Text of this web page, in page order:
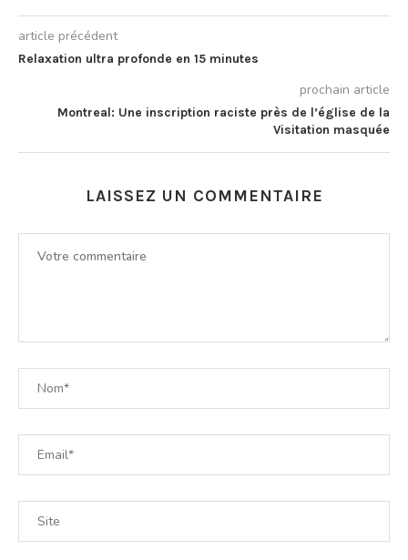
article précédent
Relaxation ultra profonde en 15 minutes
prochain article
Montreal: Une inscription raciste près de l’église de la
Visitation masquée
LAISSEZ UN COMMENTAIRE